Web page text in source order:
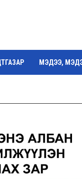
МЭДЭЭ,